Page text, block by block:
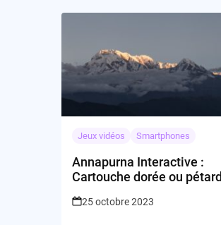
Jeux vidéos Smartphones
Annapurna Interactive :
Cartouche dorée ou pétard
25 octobre 2023